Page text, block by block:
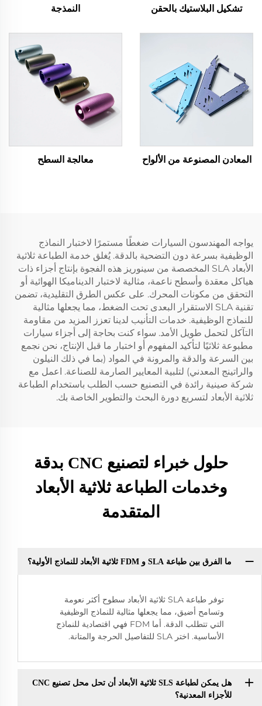
تشكيل البلاستيك بالحقن النمذجة
المعادن المصنوعة من الألواح معالجة السطح
يواجه المهندسون السيارات ضغطًا مستمرًا لاختبار النماذج
الوظيفية بسرعة دون التضحية بالدقة. يُغلق خدمة الطباعة ثلاثية
الأبعاد SLA المخصصة من سينوريز هذه الفجوة بإنتاج أجزاء ذات
هياكل معقدة وأسطح ناعمة، مثالية لاختبار الديناميكا الهوائية أو
التحقق من مكونات المحرك. على عكس الطرق التقليدية، تضمن
تقنية SLA الاستقرار البعدى تحت الضغط، مما يجعلها مثالية
للنماذج الوظيفية. خدمات التأنيب لدينا تعزز المزيد من مقاومة
التآكل لتحمل طويل الأمد. سواء كنت بحاجة إلى أجزاء سيارات
مطبوعة ثلاثيًا لتأكيد المفهوم أو اختبار ما قبل الإنتاج، نحن نجمع
بين السرعة والدقة والمرونة في المواد (بما في ذلك النيلون
والراتينج المعدني) لتلبية المعايير الصارمة للصناعة. اعمل مع
شركة صينية رائدة في التصنيع حسب الطلب باستخدام الطباعة
ثلاثية الأبعاد لتسريع دورة البحث والتطوير الخاصة بك.
حلول خبراء لتصنيع CNC بدقة
وخدمات الطباعة ثلاثية الأبعاد
المتقدمة
ما الفرق بين طباعة SLA و FDM ثلاثية الأبعاد للنماذج الأولية؟
توفر طباعة SLA ثلاثية الأبعاد سطوح أكثر نعومة
وتسامح أضيق، مما يجعلها مثالية للنماذج الوظيفية
التي تتطلب الدقة. أما FDM فهي اقتصادية للنماذج
الأساسية. اختر SLA للتفاصيل الحرجة والمتانة.
هل يمكن لطباعة SLS ثلاثية الأبعاد أن تحل محل تصنيع CNC
للأجزاء المعدنية؟